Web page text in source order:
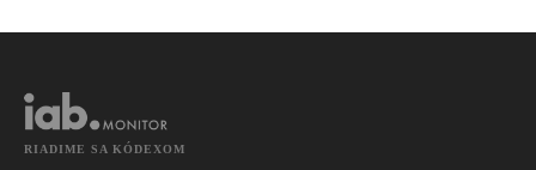
športovkyne
RIADIME SA KÓDEXOM